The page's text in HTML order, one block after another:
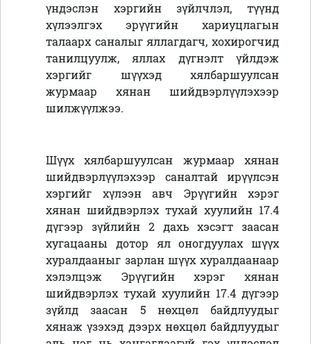
үндэслэн хэргийн зүйлчлэл, түүнд
хүлээлгэх эрүүгийн хариуцлагын
талаарх саналыг яллагдагч, хохирогчид
танилцуулж, яллах дүгнэлт үйлдэж
хэргийг шүүхэд хялбаршуулсан
журмаар хянан шийдвэрлүүлэхээр
шилжүүлжээ.
Шүүх хялбаршуулсан журмаар хянан
шийдвэрлүүлэхээр саналтай ирүүлсэн
хэргийг хүлээн авч Эрүүгийн хэрэг
хянан шийдвэрлэх тухай хуулийн 17.4
дүгээр зүйлийн 2 дахь хэсэгт заасан
хугацааны дотор ял оногдуулах шүүх
хуралдааныг зарлан шүүх хуралдаанаар
хэлэлцэж Эрүүгийн хэрэг хянан
шийдвэрлэх тухай хуулийн 17.4 дүгээр
зүйлд заасан 5 нөхцөл байдлуудыг
хянаж үзэхэд дээрх нөхцөл байдлуудыг